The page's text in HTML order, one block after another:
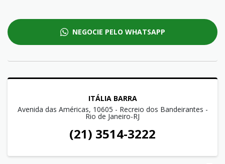
NEGOCIE PELO WHATSAPP
ITÁLIA BARRA
Avenida das Américas, 10605 - Recreio dos Bandeirantes -
Rio de Janeiro-RJ
(21) 3514-3222